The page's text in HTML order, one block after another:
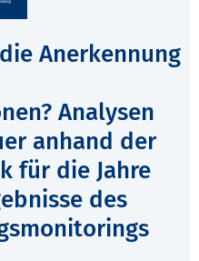
Anerkennung
Analysen
anhand der
für die Jahre
des